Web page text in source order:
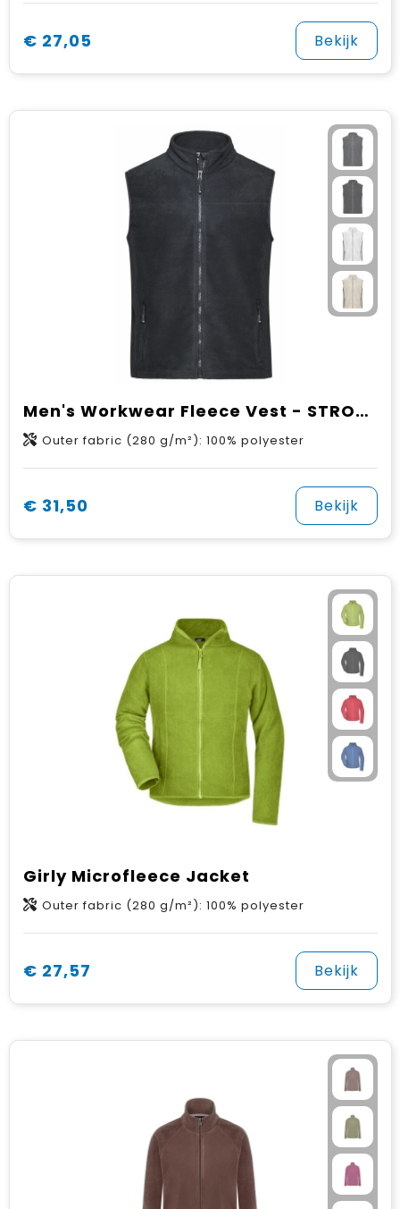
€ 27,05 Bekijk
Men's Workwear Fleece Vest - STRONG -
Outer fabric (280 g/m²): 100% polyester
€ 31,50 Bekijk
Girly Microfleece Jacket
Outer fabric (280 g/m²): 100% polyester
€ 27,57 Bekijk